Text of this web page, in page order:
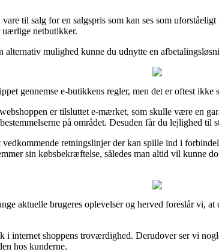
til salg for en salgspris som kan ses som
uærlige netbutikker.
mulighed kunne du udnytte en
gennemse e-butikkens regler, men det er oftest ikke
er tilsluttet e-mærket, som skulle være en
på området. Desuden får du lejlighed
retningslinjer der kan spille ind i
sin købsbekræftelse, således man altid vil
aktuelle brugeres oplevelser og herved foreslår vi,
internet shoppens troværdighed. Derudover ser vi
hos kunderne.